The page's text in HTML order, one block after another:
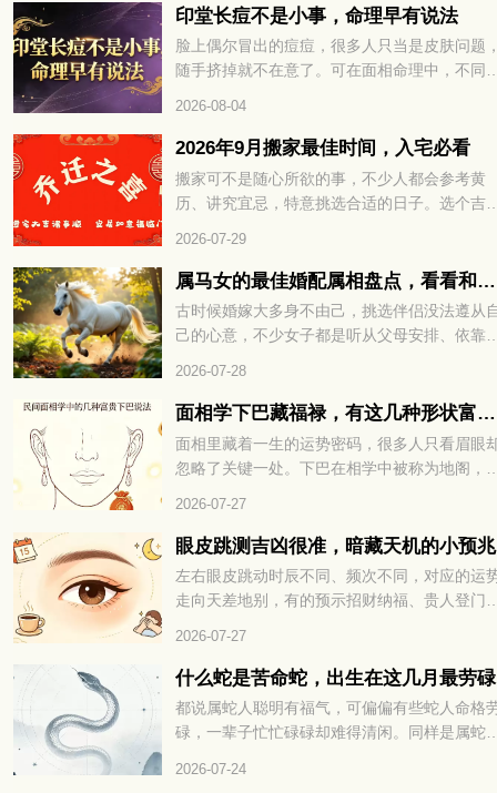
金鱼眼的人是什么性子，一生命运走势又如何
下面咱们就好好聊聊这种眼相的相关说法。
印堂长痘不是小事，命理早有说法
脸上偶尔冒出的痘痘，很多人只当是皮肤问题
随手挤掉就不在意了。可在面相命理中，不同
变化都关乎整体运程。千万不要觉得只是普通
火，印堂长痘不是小事，命理早有说法。想知
这究竟预示着什么，又该如何化解，不妨接着
下细看。
2026-08-04
2026年9月搬家最佳时间，入宅必看
搬家可不是随心所欲的事，不少人都会参考黄
历、讲究宜忌，特意挑选合适的日子。选个吉
友，可以先好好择个吉日再行动。选对日子，
后的生活也能过得顺顺利利。下面就来看看
年9月有哪些适合搬家的好日子。
2026-07-29
属马女的最佳婚配属相盘点，看看和谁更为契合
古时候婚嫁大多身不由己，挑选伴侣没法遵从
己的心意，不少女子都是听从父母安排、依靠
合的问题。所以古人常会借助生肖与五行的说
法，参考两人是否适合相伴一生。不少属马女
好奇，自己和什么属相的异性最为相配，下面
们就一起来看看。
2026-07-28
面相学下巴藏福禄，有这几种形状富贵不愁
面相里藏着一生的运势密码，很多人只看眉眼
忽略了关键一处。下巴在相学中被称为地阁，
层次与人生走向。面相学下巴藏福禄，有这几
形状富贵不愁，到底哪些下巴天生带财，赶紧
下一看便知！
2026-07-27
眼皮跳测吉凶很准，暗藏天机的小预兆
左右眼皮跳动时辰不同、频次不同，对应的运
走向天差地别，有的预示招财纳福、贵人登门
预判运势、规避霉运、接住好运。想知道自己
期眼皮跳动，究竟是吉兆还是凶兆？赶紧往下
细查看！
2026-07-27
什么蛇是苦命蛇，出生在这几月最劳碌
都说属蛇人聪明有福气，可偏偏有些蛇人命格
碌，一辈子忙忙碌碌却难得清闲。同样是属蛇
2026-07-24